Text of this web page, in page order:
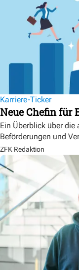
Karriere-Ticker
Neue Chefin für
Ein Überblick über die
Beförderungen und
ZFK Redaktion